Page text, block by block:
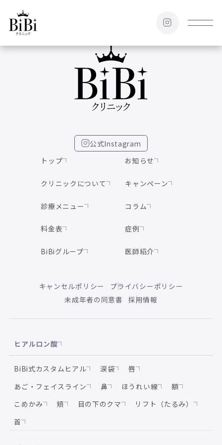
公式Instagram
トップ
クリニックについて
診療メニュー
料金表
BiBiグループ
お知らせ
キャンペーン
コラム
症例
医師紹介
キャンセルポリシー
プライバシーポリシー
未成年者の同意書
採用情報
ヒアルロン酸
BiBi式カスタムヒアル 涙袋
唇
あご・フェイスライン
鼻 ほうれい線
額
こめかみ
頬 目の下のクマ
リフト（たるみ）
首